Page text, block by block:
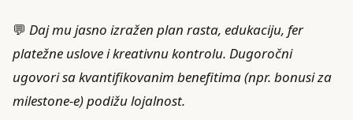
💬 Daj mu jasno izražen plan rasta, edukaciju, fer
platežne uslove i kreativnu kontrolu. Dugoročni
ugovori sa kvantifikovanim benefitima (npr. bonusi za
milestone‑e) podižu lojalnost.